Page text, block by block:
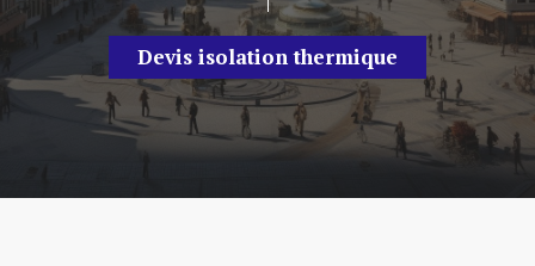
Devis isolation thermique